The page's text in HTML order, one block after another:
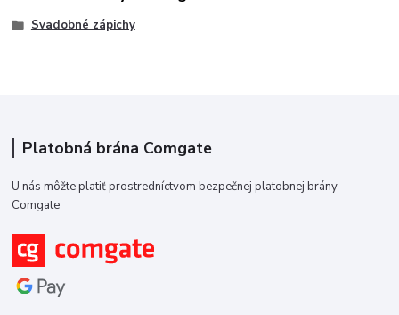
Svadobné zápichy
Platobná brána Comgate
U nás môžte platiť prostredníctvom bezpečnej platobnej brány
Comgate